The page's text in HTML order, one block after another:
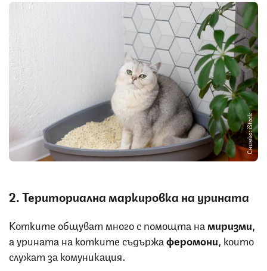
Снимка: iStock
2. Териториална маркировка на урината
Котките общуват много с помощта намиризми
а урината на котките съдържаферомони , които
служат за комуникация.